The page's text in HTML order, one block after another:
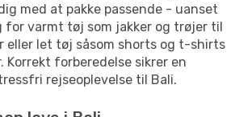
med at pakke passende - uanset
for varmt tøj som jakker og trøjer til
eller let tøj såsom shorts og t-shirts
Korrekt forberedelse sikrer en
rejseoplevelse til Bali.